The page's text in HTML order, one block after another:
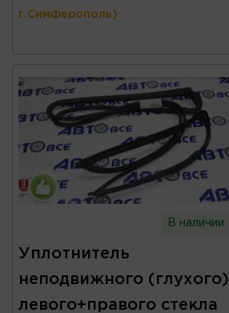
г.Симферополь)
В наличии
Уплотнитель
неподвижного (глухого)
левого+правого стекла